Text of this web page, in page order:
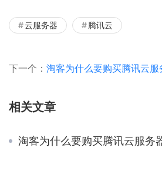
云服务器 腾讯云
下一个： 淘客为什么要购买腾讯云服
相关文章
淘客为什么要购买腾讯云服务